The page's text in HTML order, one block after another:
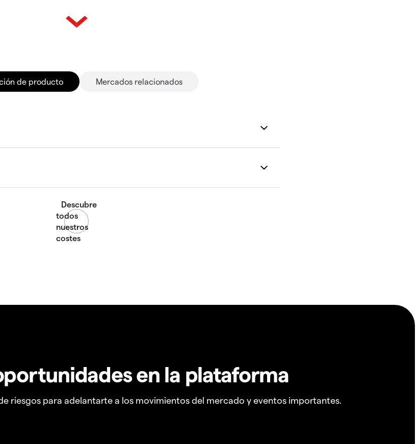
de producto Mercados relacionados
en la plataforma
riesgos para adelantarte a los movimientos del mercado y eventos importantes.